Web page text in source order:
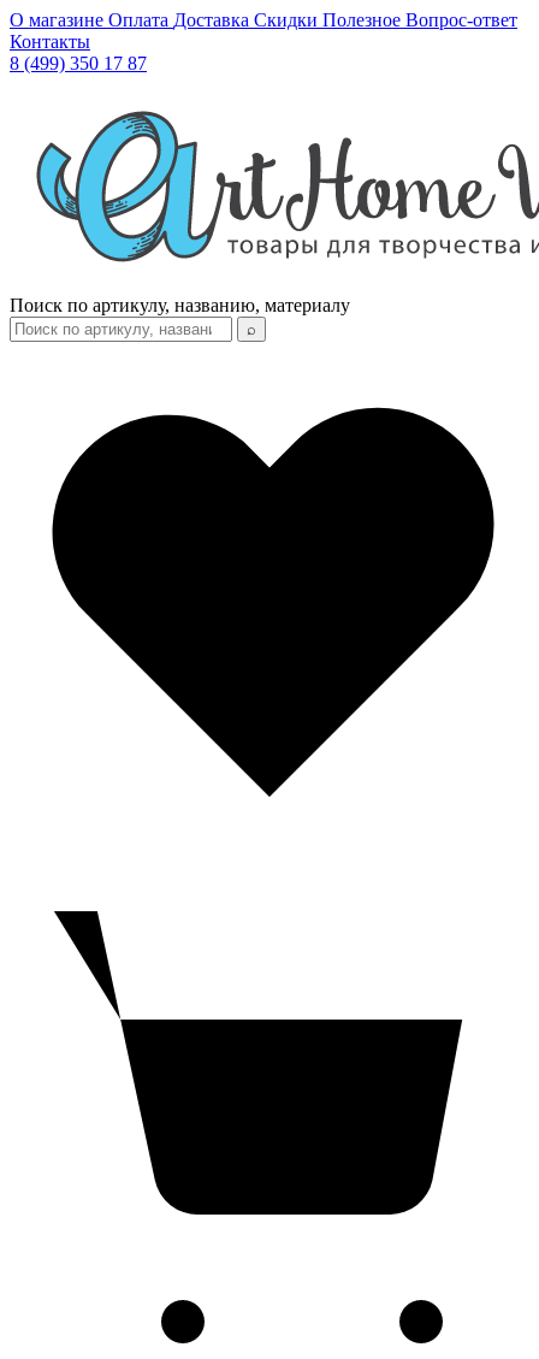
О магазине Оплата Доставка Скидки Полезное Вопрос-ответ
Контакты
8 (499) 350 17 87
Поиск по артикулу, названию, материалу
⌕